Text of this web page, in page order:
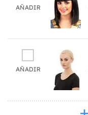
AÑADIR
AÑADIR